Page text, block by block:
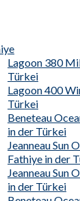
Lagoon 380
Türkei
Lagoon 400
Türkei
Beneteau
in der Türkei
Jeanneau Sun
Fathiye in der
Jeanneau Sun
in der Türkei